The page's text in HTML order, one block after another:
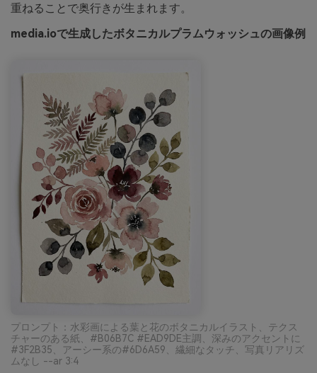
重ねることで奥行きが生まれます。
media.ioで生成したボタニカルプラムウォッシュの画像例
プロンプト：水彩画による葉と花のボタニカルイラスト、テクス
チャーのある紙、#B06B7C #EAD9DE主調、深みのアクセントに
#3F2B35、アーシー系の#6D6A59、繊細なタッチ、写真リアリズ
ムなし --ar 3:4